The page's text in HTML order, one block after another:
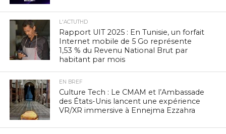
L'ACTUTHD
Rapport UIT 2025 : En Tunisie, un forfait
Internet mobile de 5 Go représente
1,53 % du Revenu National Brut par
habitant par mois
EN BREF
Culture Tech : Le CMAM et l’Ambassade
des États-Unis lancent une expérience
VR/XR immersive à Ennejma Ezzahra